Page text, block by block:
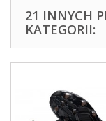
21 INNYCH
KATEGORII: